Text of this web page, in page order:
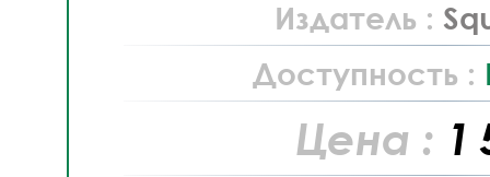
Издатель :
Доступность :
Цена : 1